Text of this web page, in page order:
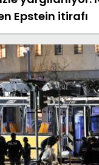
Epstein itirafı